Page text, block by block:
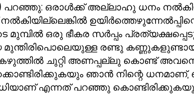
ഒരാൾക്ക് അല്ലാഹു ധനം
ഒരു ഭീകര സർപ്പം
രണ്ടു
ചുറ്റി അണപ്പല്ലു കൊണ്ട്
ഞാൻ നിന്റെ ധനമാണ്,
എന്നത് പറഞ്ഞു